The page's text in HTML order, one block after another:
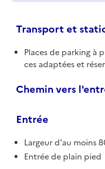
Transport et
Places de parking à
ces adaptées et
Chemin vers
Entrée
Largeur d'au moins
Entrée de plain pied